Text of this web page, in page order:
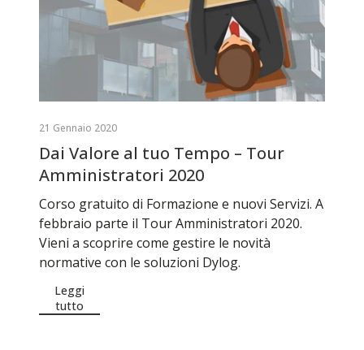
21 Gennaio 2020
Dai Valore al tuo Tempo – Tour
Amministratori 2020
Corso gratuito di Formazione e nuovi Servizi. A
febbraio parte il Tour Amministratori 2020.
Vieni a scoprire come gestire le novità
normative con le soluzioni Dylog.
Leggi
tutto